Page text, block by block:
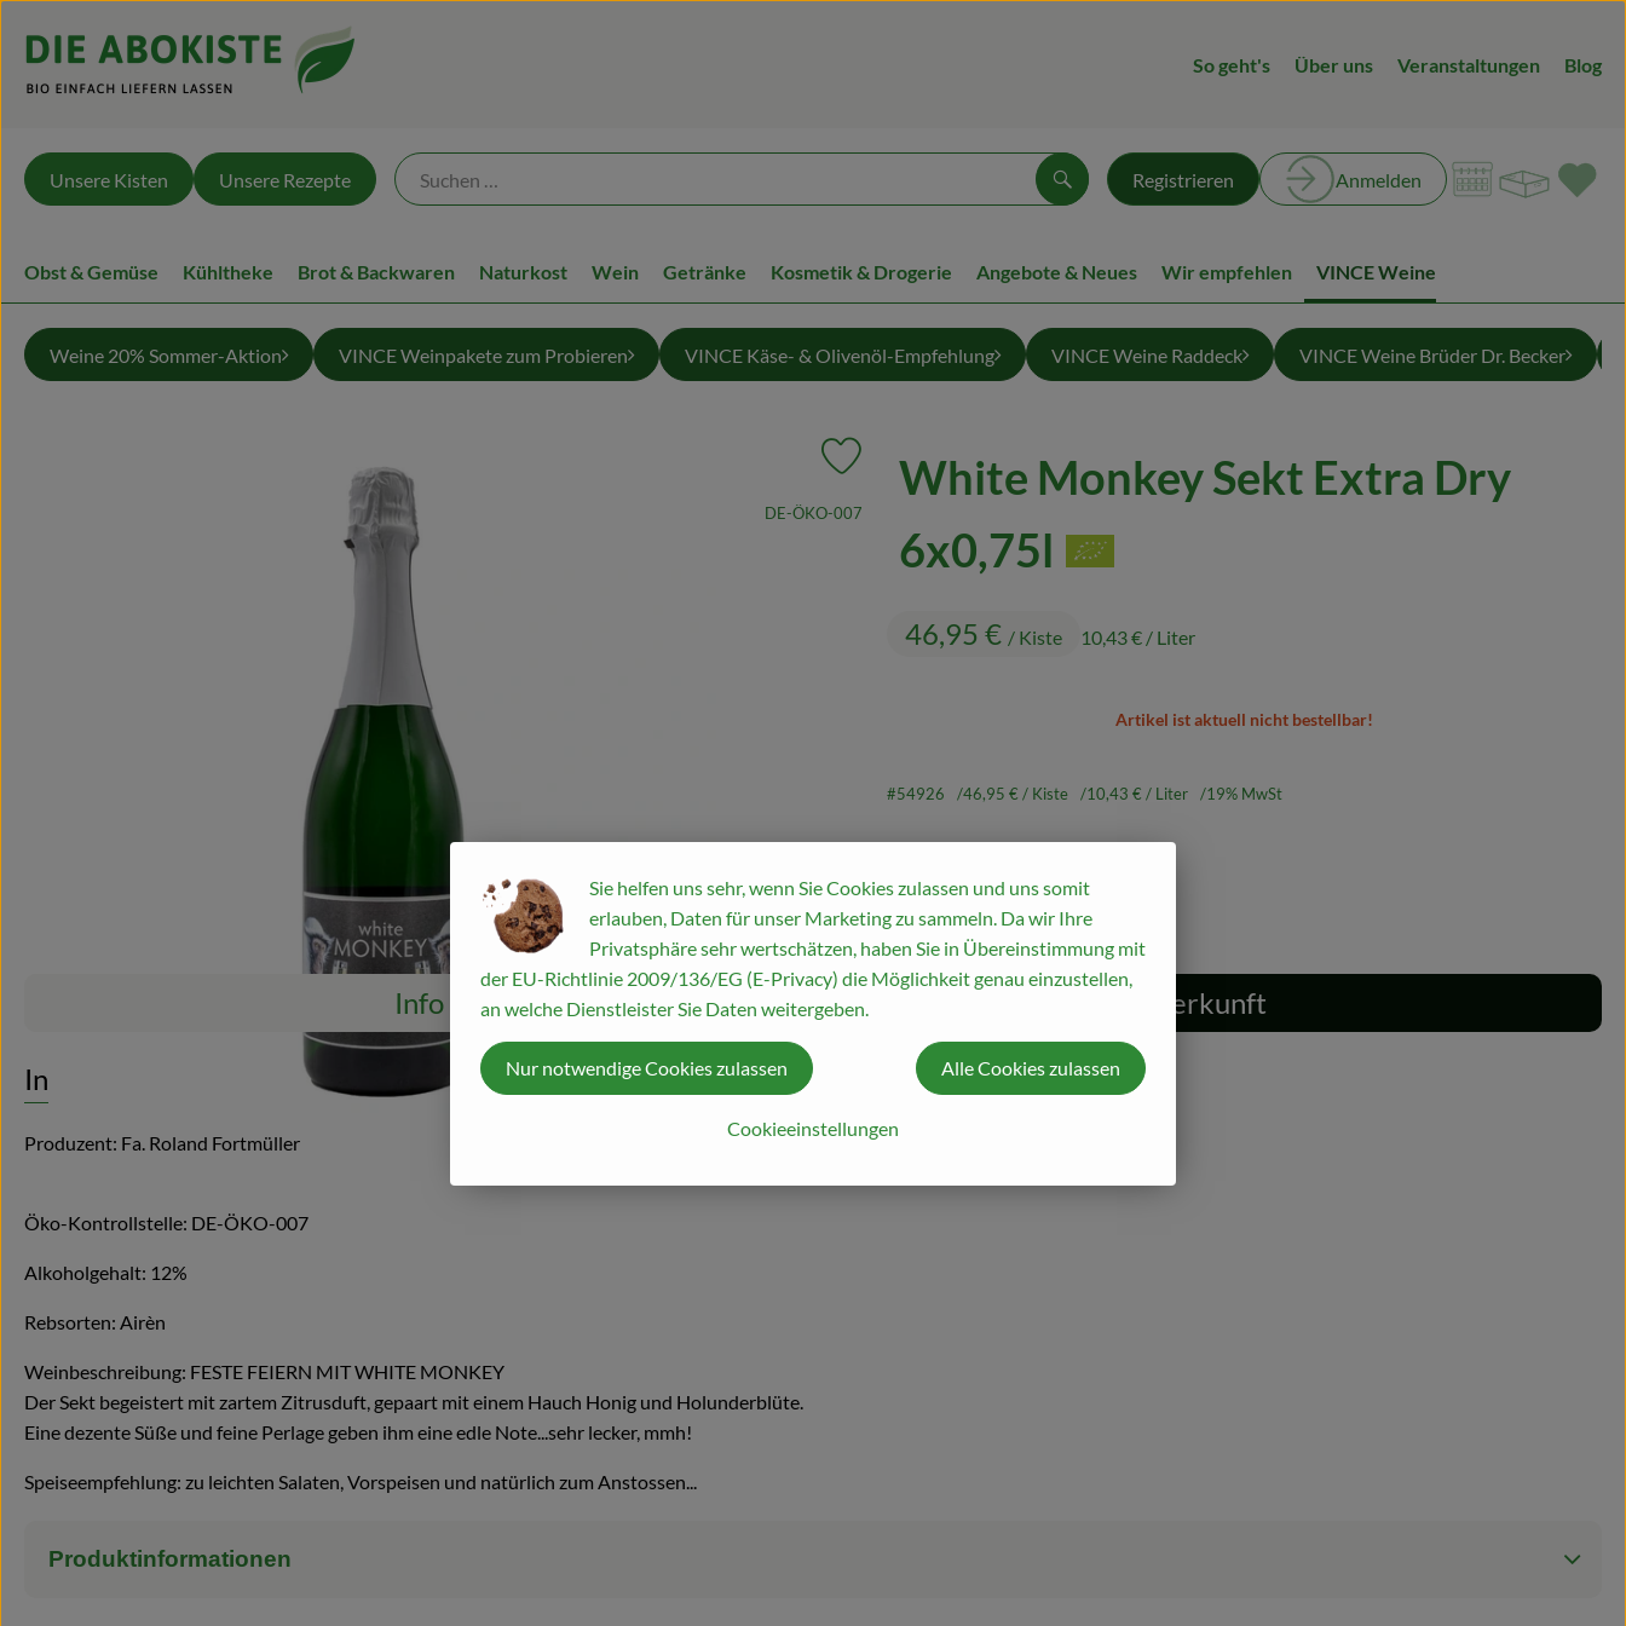
So geht's Über uns Veranstaltungen Blog
Registrieren Anmelden
Suchen
Unsere Kisten Unsere Rezepte
Obst & Gemüse Kühltheke Brot & Backwaren Naturkost Wein Getränke Kosmetik & Drogerie Angebote & Neues Wir empfehlen VINCE Weine
Weine 20% Sommer-Aktion VINCE Weinpakete zum Probieren VINCE Käse- & Olivenöl-Empfehlung VINCE Weine Raddeck VINCE Weine Brüder Dr. Becker
White Monkey Sekt Extra Dry
6x0,75l
46,95 € / Kiste 10,43 € / Liter
Produkt zu Favouriten hinzufügen
, Kontrollstelle:
DE-ÖKO-007
Artikel ist aktuell nicht bestellbar!
#54926 46,95 € / Kiste 10,43 € / Liter 19% MwSt
Rezepte
Info
Herkunft
Entdecke passende RezepteEs wurden keine passenden Rezepte gefunden.
Info
Produzent: Fa. Roland Fortmüller
Öko-Kontrollstelle: DE-ÖKO-007
Alkoholgehalt: 12%
Rebsorten: Airèn
Weinbeschreibung: FESTE FEIERN MIT WHITE MONKEY
Der Sekt begeistert mit zartem Zitrusduft, gepaart mit einem Hauch Honig und Holunderblüte.
Eine dezente Süße und feine Perlage geben ihm eine edle Note...sehr lecker, mmh!
Speiseempfehlung: zu leichten Salaten, Vorspeisen und natürlich zum Anstossen...
Produktinformationen
Sie helfen uns sehr, wenn Sie Cookies zulassen und uns somit
erlauben, Daten für unser Marketing zu sammeln. Da wir Ihre
Privatsphäre sehr wertschätzen, haben Sie in Übereinstimmung mit
der EU-Richtlinie 2009/136/EG (E-Privacy) die Möglichkeit genau einzustellen,
an welche Dienstleister Sie Daten weitergeben.
Cookieeinstellungen
Nur notwendige Cookies zulassen Alle Cookies zulassen